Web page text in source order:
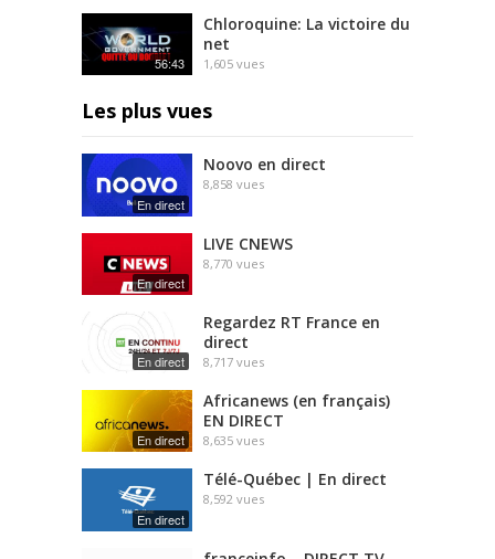
56:43
Chloroquine: La victoire du
net
1,605 vues
Les plus vues
En direct
Noovo en direct
8,858 vues
En direct
LIVE CNEWS
8,770 vues
En direct
Regardez RT France en
direct
8,717 vues
En direct
Africanews (en français)
EN DIRECT
8,635 vues
En direct
Télé-Québec | En direct
8,592 vues